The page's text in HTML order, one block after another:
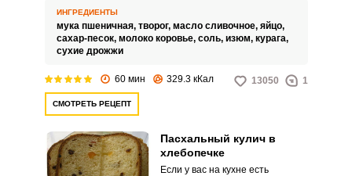
ИНГРЕДИЕНТЫ
мука пшеничная, творог, масло сливочное, яйцо,
сахар-песок, молоко коровье, соль, изюм, курага,
сухие дрожжи
60 мин 329.3 кКал 13050 1
СМОТРЕТЬ РЕЦЕПТ
Пасхальный кулич в
хлебопечке
Если у вас на кухне есть